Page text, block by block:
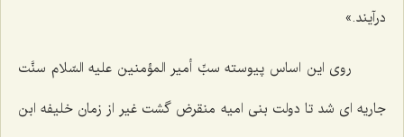
درآیند.»
روى این اساس پیوسته سبِّ أمیر المؤمنین علیه السّلام سنَّت
جاریه‌ اى شد تا دولت بنى امیه منقرض گشت غیر از زمان خلیفه ابن